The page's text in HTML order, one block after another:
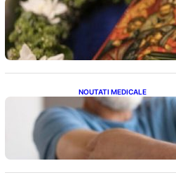
Postul Adormirii
Superstiții și
NOUTATI MEDICALE
Îmbunătățirea
Patru exerciții
tensiunii arteriale